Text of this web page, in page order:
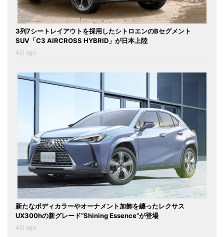
3列7シートレイアウトを採用したシトロエンのBセグメント
SUV「C3 AIRCROSS HYBRID」が日本上陸
4日 ago
新たなボディカラーやオーナメント加飾を纏ったレクサス
UX300hの新グレード“Shining Essence”が登場
4日 ago